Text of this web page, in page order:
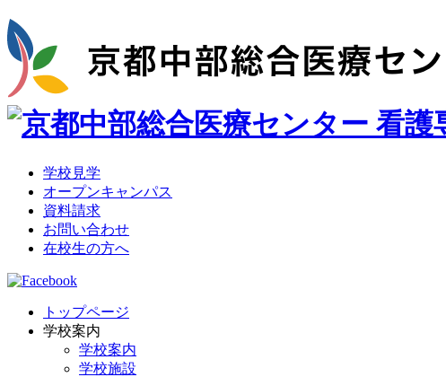
学校見学
オープンキャンパス
資料請求
お問い合わせ
在校生の方へ
トップページ
学校案内
学校案内
学校施設